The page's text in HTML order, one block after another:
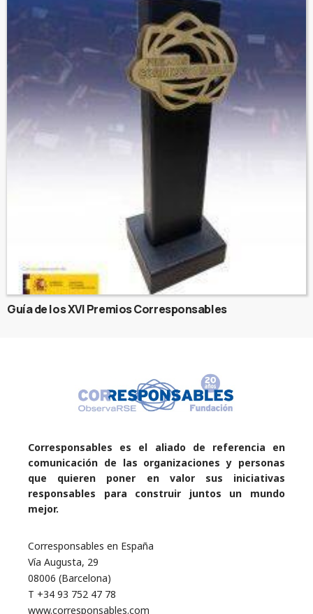
Guía de los XVI Premios Corresponsables
Corresponsables es el aliado de referencia en
comunicación de las organizaciones y personas
que quieren poner en valor sus iniciativas
responsables para construir juntos un mundo
mejor.
Corresponsables en España
Vía Augusta, 29
08006 (Barcelona)
T +34 93 752 47 78
www.corresponsables.com